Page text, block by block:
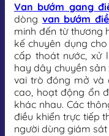
Van bướm gang
dòng van bướm
minh đến từ thương
kế chuyên dụng
cấp thoát nước, xử
hay dây chuyền
vai trò đóng mở và
cao, hoạt động ổn
khác nhau. Các
điều khiển trực tiếp
người dùng giám